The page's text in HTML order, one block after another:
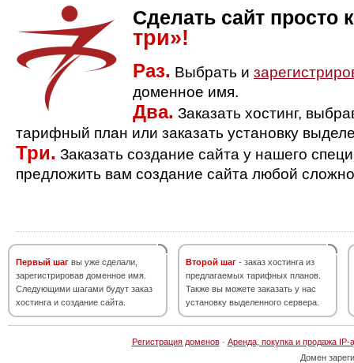
Сделать сайт просто
три»!
Раз. Выбрать и
доменное имя.
Два. Заказать хостинг,
тарифный план или заказать установку
Три. Заказать создание сайта у нашего
предложить вам создание сайта любой
Первый шаг вы уже сделали,
зарегистрировав доменное имя.
Следующими шагами будут заказ
хостинга и создание сайта.
Второй шаг - заказ хостинга из
предлагаемых тарифных планов.
Также вы можете заказать у нас
установку выделенного сервера.
Регистрация доменов· Аренда, покупка и продажа IP-
Домен